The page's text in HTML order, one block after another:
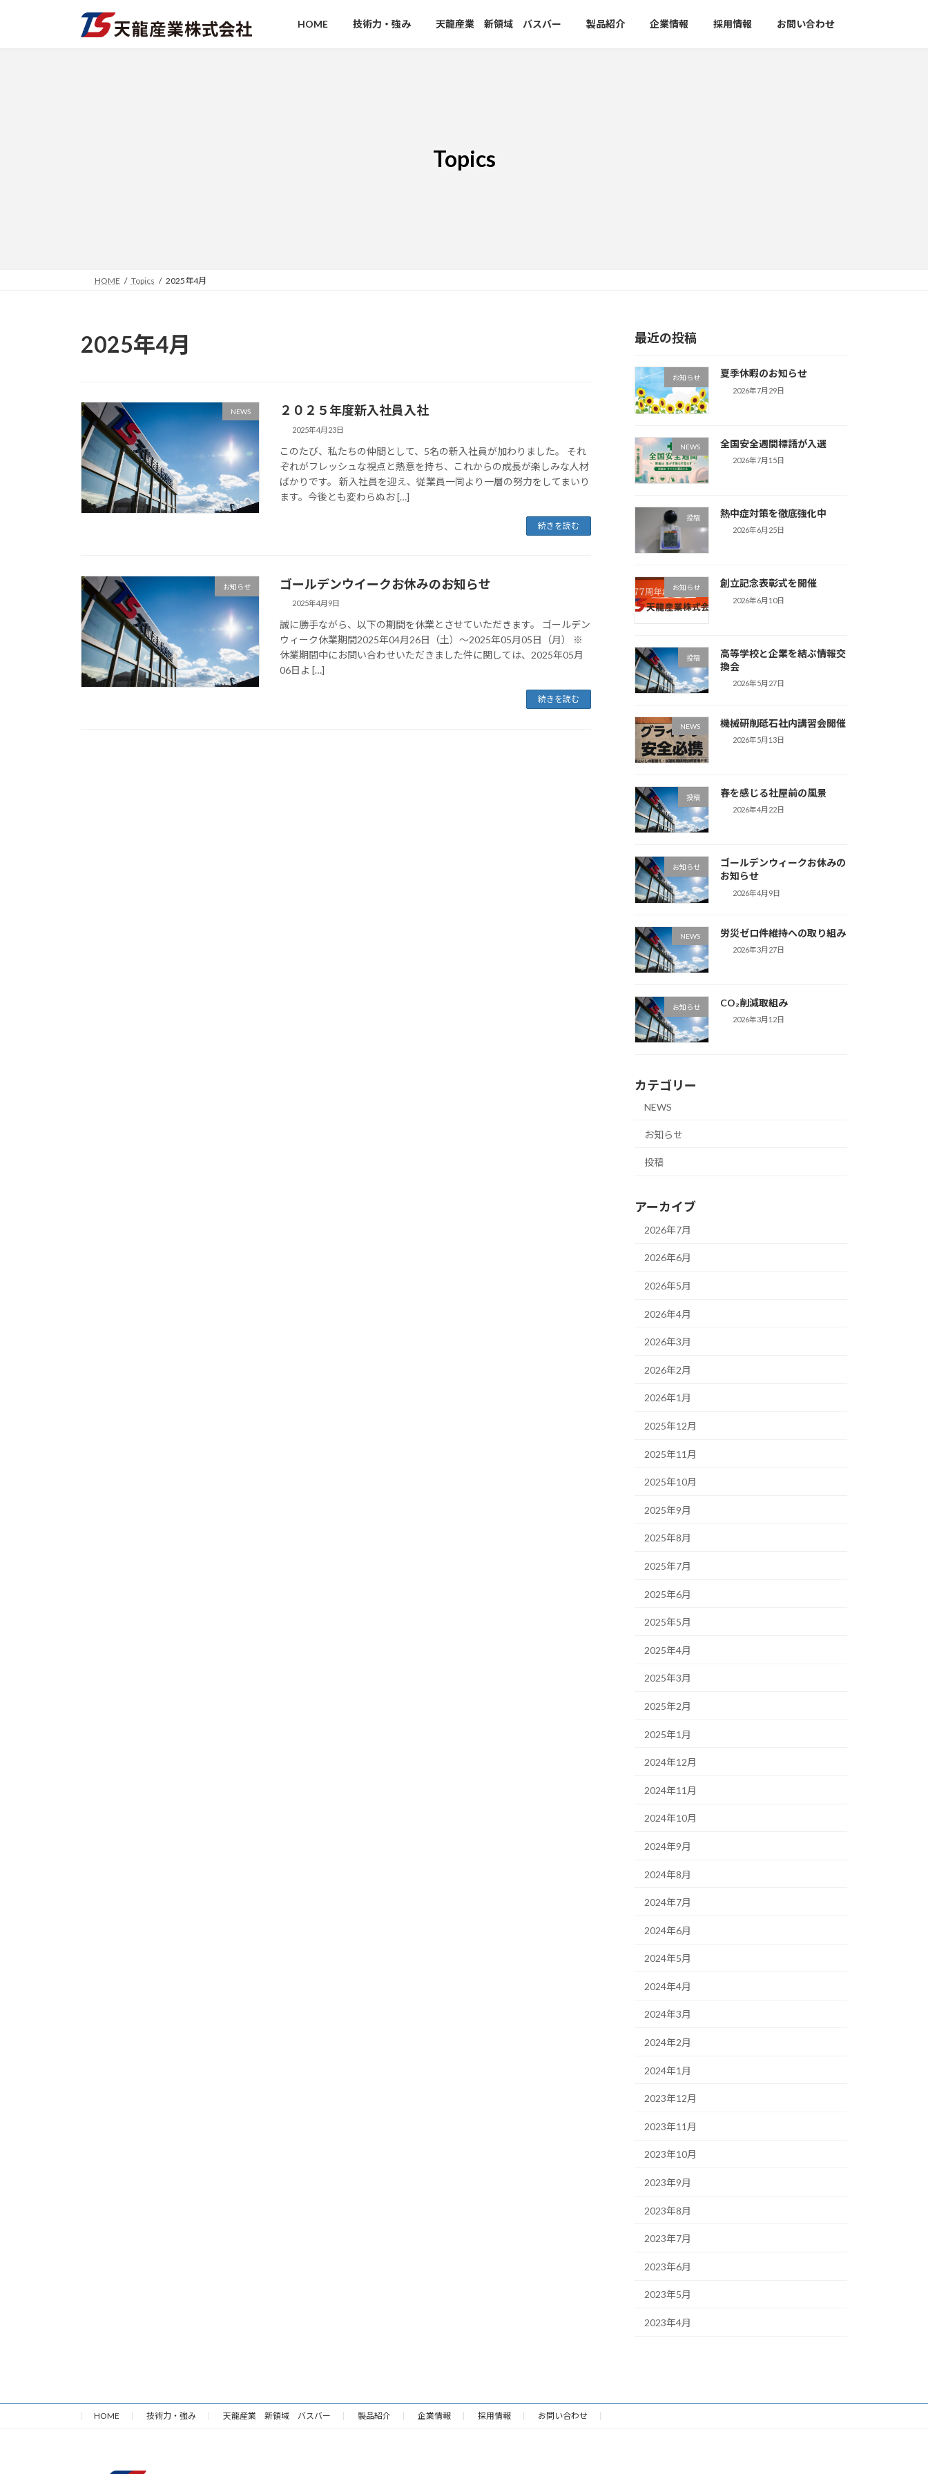
HOME 技術力・強み 天龍産業 新領域 バスバー 製品紹介 企業情報 採用情報 お問い合わせ
Topics
HOME Topics 2025年4月
2025年4月
NEWS ２０２５年度新入社員入社
2025年4月23日
このたび、私たちの仲間として、5名の新入社員が加わりました。 それ
ぞれがフレッシュな視点と熱意を持ち、これからの成長が楽しみな人材
ばかりです。 新入社員を迎え、従業員一同より一層の努力をしてまいり
ます。今後とも変わらぬお […]
続きを読む
お知らせ ゴールデンウイークお休みのお知らせ
2025年4月9日
誠に勝手ながら、以下の期間を休業とさせていただきます。 ゴールデン
ウィーク休業期間2025年04月26日（土）～2025年05月05日（月） ※
休業期間中にお問い合わせいただきました件に関しては、2025年05月
06日よ […]
続きを読む
最近の投稿
お知らせ 夏季休暇のお知らせ
2026年7月29日
NEWS 全国安全週間標語が入選
2026年7月15日
投稿 熱中症対策を徹底強化中
2026年6月25日
お知らせ 創立記念表彰式を開催
2026年6月10日
投稿
高等学校と企業を結ぶ情報交
換会
2026年5月27日
NEWS 機械研削砥石社内講習会開催
2026年5月13日
投稿 春を感じる社屋前の風景
2026年4月22日
お知らせ
ゴールデンウィークお休みの
お知らせ
2026年4月9日
NEWS 労災ゼロ件維持への取り組み
2026年3月27日
お知らせ CO₂削減取組み
2026年3月12日
カテゴリー
NEWS
お知らせ
投稿
アーカイブ
2026年7月
2026年6月
2026年5月
2026年4月
2026年3月
2026年2月
2026年1月
2025年12月
2025年11月
2025年10月
2025年9月
2025年8月
2025年7月
2025年6月
2025年5月
2025年4月
2025年3月
2025年2月
2025年1月
2024年12月
2024年11月
2024年10月
2024年9月
2024年8月
2024年7月
2024年6月
2024年5月
2024年4月
2024年3月
2024年2月
2024年1月
2023年12月
2023年11月
2023年10月
2023年9月
2023年8月
2023年7月
2023年6月
2023年5月
2023年4月
HOME 技術力・強み 天龍産業 新領域 バスバー 製品紹介 企業情報 採用情報 お問い合わせ